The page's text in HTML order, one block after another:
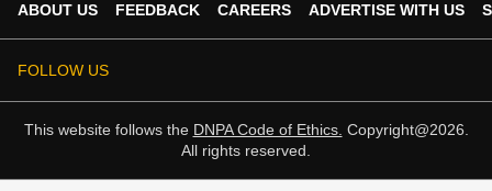
ABOUT US FEEDBACK CAREERS ADVERTISE WITH US
FOLLOW US
This website follows the DNPA Code of Ethics. Copyright@2026.
All rights reserved.